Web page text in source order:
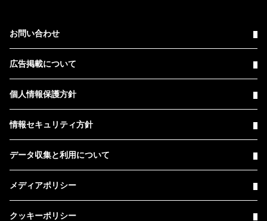
お問い合わせ
広告掲載について
個人情報保護方針
情報セキュリティ方針
データ収集と利用について
メディアポリシー
クッキーポリシー